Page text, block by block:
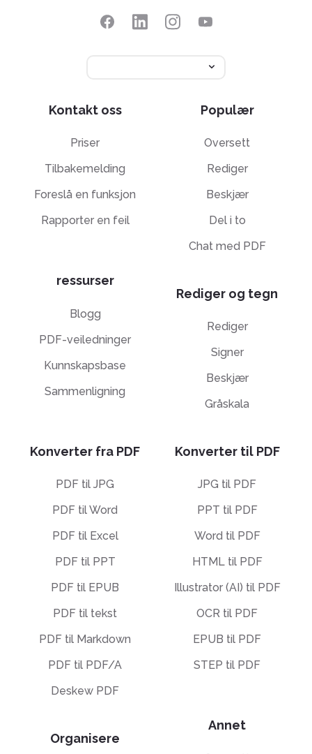
Kontakt oss
Priser
Tilbakemelding
Foreslå en funksjon
Rapporter en feil
ressurser
Blogg
PDF-veiledninger
Kunnskapsbase
Sammenligning
Populær
Oversett
Rediger
Beskjær
Del i to
Chat med PDF
Rediger og tegn
Rediger
Signer
Beskjær
Gråskala
Konverter fra PDF
PDF til JPG
PDF til Word
PDF til Excel
PDF til PPT
PDF til EPUB
PDF til tekst
PDF til Markdown
PDF til PDF/A
Deskew PDF
Organisere
Konverter til PDF
JPG til PDF
PPT til PDF
Word til PDF
HTML til PDF
Illustrator (AI) til PDF
OCR til PDF
EPUB til PDF
STEP til PDF
Annet